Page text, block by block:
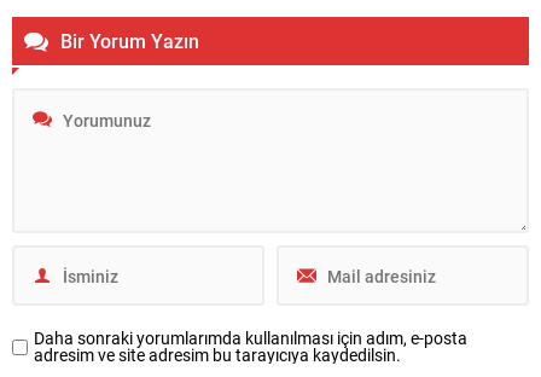
Bir Yorum Yazın
Daha sonraki yorumlarımda kullanılması için adım, e-posta
adresim ve site adresim bu tarayıcıya kaydedilsin.